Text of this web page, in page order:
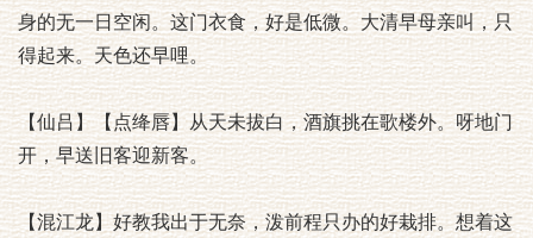
身的无一日空闲。这门衣食，好是低微。大清早母亲叫，只
得起来。天色还早哩。
【仙吕】【点绛唇】从天未拔白，酒旗挑在歌楼外。呀地门
开，早送旧客迎新客。
【混江龙】好教我出于无奈，泼前程只办的好栽排。想着这